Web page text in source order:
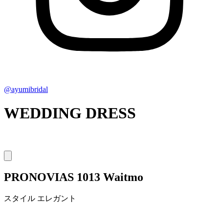
@ayumibridal
WEDDING DRESS
PRONOVIAS 1013 Waitmo
スタイル エレガント